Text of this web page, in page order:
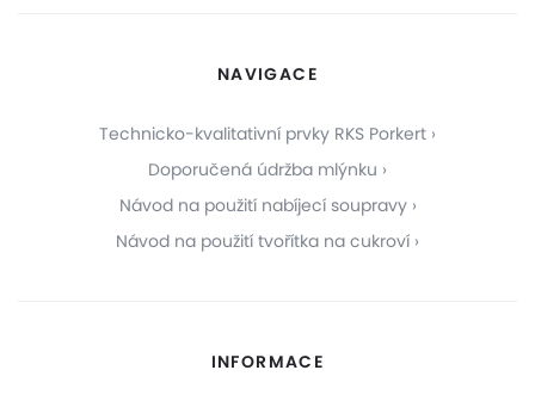
NAVIGACE
Technicko-kvalitativní prvky RKS Porkert
Doporučená údržba mlýnku
Návod na použití nabíjecí soupravy
Návod na použití tvořítka na cukroví
INFORMACE